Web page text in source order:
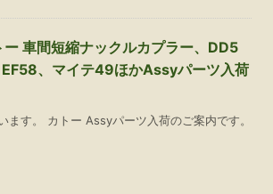
ー 車間短縮ナックルカプラー、DD5
、マイテ49ほかAssyパーツ入荷
ます。 カトー Assyパーツ入荷のご案内です。